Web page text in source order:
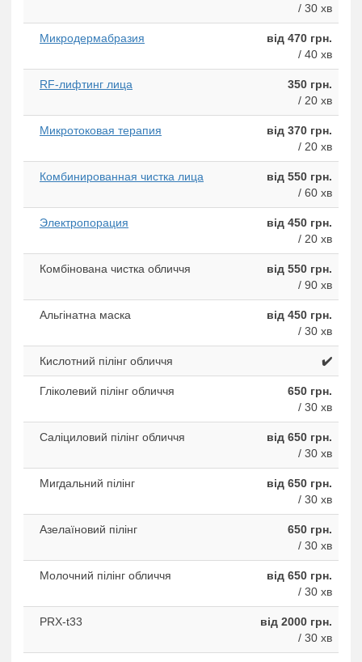
/ 30 хв
Микродермабразия
від 470 грн.
/ 40 хв
RF-лифтинг лица
350 грн.
/ 20 хв
Микротоковая терапия
від 370 грн.
/ 20 хв
Комбинированная чистка лица
від 550 грн.
/ 60 хв
Электропорация
від 450 грн.
/ 20 хв
Комбінована чистка обличчя
від 550 грн.
/ 90 хв
Альгінатна маска
від 450 грн.
/ 30 хв
Кислотний пілінг обличчя ✔️
Гліколевий пілінг обличчя
650 грн.
/ 30 хв
Саліциловий пілінг обличчя
від 650 грн.
/ 30 хв
Мигдальний пілінг
від 650 грн.
/ 30 хв
Азелаїновий пілінг
650 грн.
/ 30 хв
Молочний пілінг обличчя
від 650 грн.
/ 30 хв
PRX-t33
від 2000 грн.
/ 30 хв